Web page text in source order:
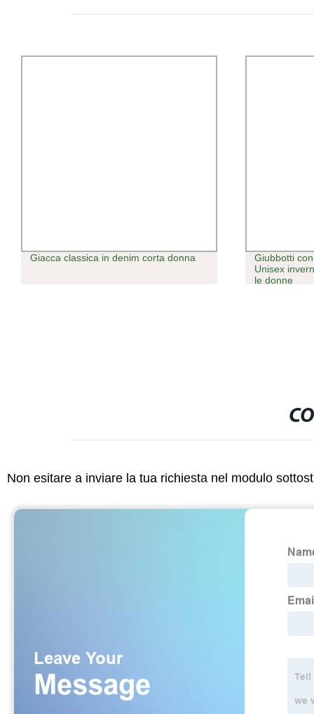
Giubbotti con cappuccio a colori vuoti
Giacca
taglie forti
- Giacca
Non esitare a inviare la tua richiesta nel modulo